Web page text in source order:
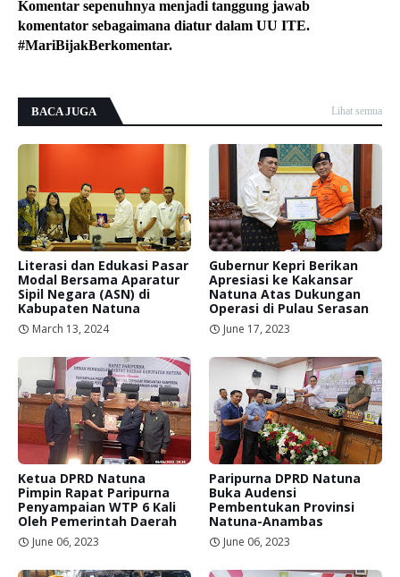
Komentar sepenuhnya menjadi tanggung jawab
komentator sebagaimana diatur dalam UU ITE.
#MariBijakBerkomentar.
BACA JUGA Lihat semua
Literasi dan Edukasi Pasar
Modal Bersama Aparatur
Sipil Negara (ASN) di
Kabupaten Natuna
March 13, 2024
Gubernur Kepri Berikan
Apresiasi ke Kakansar
Natuna Atas Dukungan
Operasi di Pulau Serasan
June 17, 2023
Ketua DPRD Natuna
Pimpin Rapat Paripurna
Penyampaian WTP 6 Kali
Oleh Pemerintah Daerah
June 06, 2023
Paripurna DPRD Natuna
Buka Audensi
Pembentukan Provinsi
Natuna-Anambas
June 06, 2023